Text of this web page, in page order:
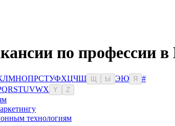
по профессии в
ЛМНОПРСТУФХЦЧШ Ы ЭЮ Я
#
QRSTUVWX Y Z
технологиям